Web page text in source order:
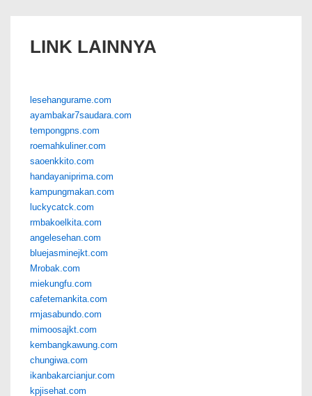
LINK LAINNYA
lesehangurame.com
ayambakar7saudara.com
tempongpns.com
roemahkuliner.com
saoenkkito.com
handayaniprima.com
kampungmakan.com
luckycatck.com
rmbakoelkita.com
angelesehan.com
bluejasminejkt.com
Mrobak.com
miekungfu.com
cafetemankita.com
rmjasabundo.com
mimoosajkt.com
kembangkawung.com
chungiwa.com
ikanbakarcianjur.com
kpjisehat.com